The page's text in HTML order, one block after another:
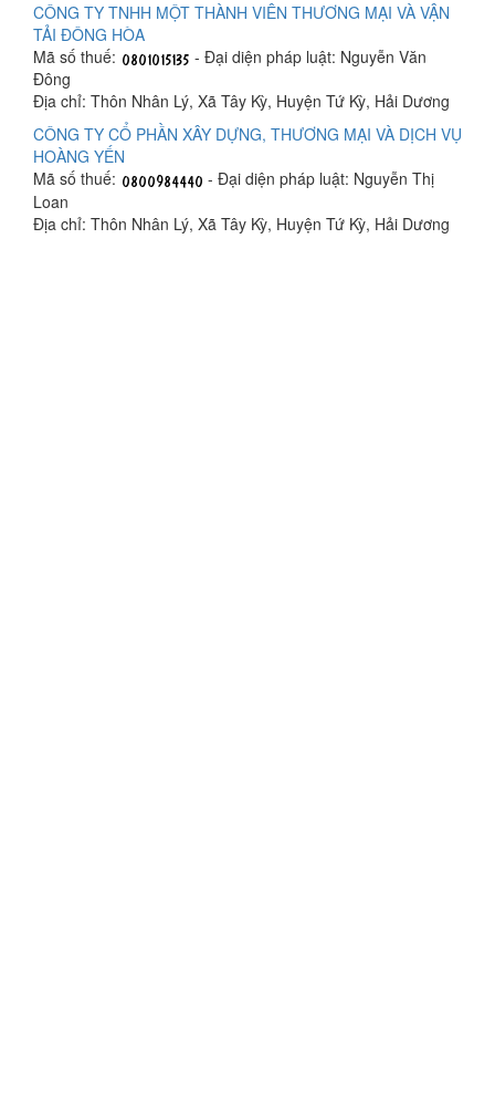
CÔNG TY TNHH MỘT THÀNH VIÊN THƯƠNG MẠI VÀ VẬN
TẢI ĐÔNG HÒA
Mã số thuế:
- Đại diện pháp luật: Nguyễn Văn
Đông
Địa chỉ: Thôn Nhân Lý, Xã Tây Kỳ, Huyện Tứ Kỳ, Hải Dương
CÔNG TY CỔ PHẦN XÂY DỰNG, THƯƠNG MẠI VÀ DỊCH VỤ
HOÀNG YẾN
Mã số thuế:
- Đại diện pháp luật: Nguyễn Thị
Loan
Địa chỉ: Thôn Nhân Lý, Xã Tây Kỳ, Huyện Tứ Kỳ, Hải Dương